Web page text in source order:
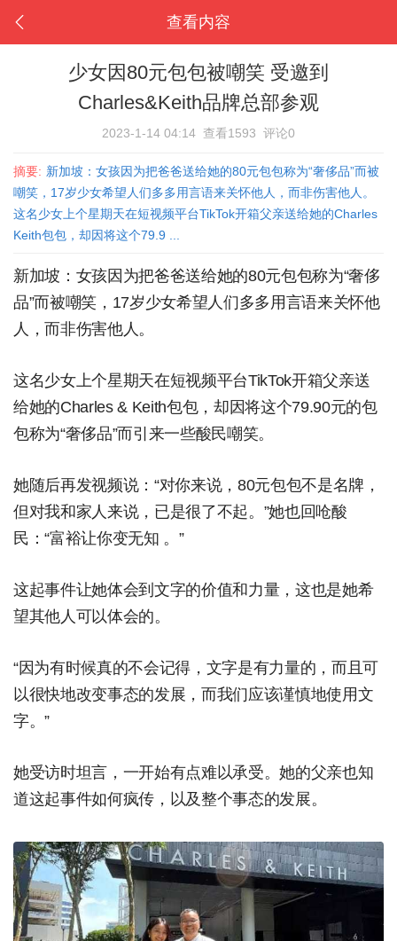
查看内容
少女因80元包包被嘲笑 受邀到
Charles&Keith品牌总部参观
2023-1-14 04:14 查看1593 评论0
摘要: 新加坡：女孩因为把爸爸送给她的80元包包称为“奢侈品”而被
嘲笑，17岁少女希望人们多多用言语来关怀他人，而非伤害他人。
这名少女上个星期天在短视频平台TikTok开箱父亲送给她的Charles
Keith包包，却因将这个79.9 ...
新加坡：女孩因为把爸爸送给她的80元包包称为“奢侈
品”而被嘲笑，17岁少女希望人们多多用言语来关怀他
人，而非伤害他人。
这名少女上个星期天在短视频平台TikTok开箱父亲送
给她的Charles & Keith包包，却因将这个79.90元的包
包称为“奢侈品”而引来一些酸民嘲笑。
她随后再发视频说：“对你来说，80元包包不是名牌，
但对我和家人来说，已是很了不起。”她也回呛酸
民：“富裕让你变无知 。”
这起事件让她体会到文字的价值和力量，这也是她希
望其他人可以体会的。
“因为有时候真的不会记得，文字是有力量的，而且可
以很快地改变事态的发展，而我们应该谨慎地使用文
字。”
她受访时坦言，一开始有点难以承受。她的父亲也知
道这起事件如何疯传，以及整个事态的发展。